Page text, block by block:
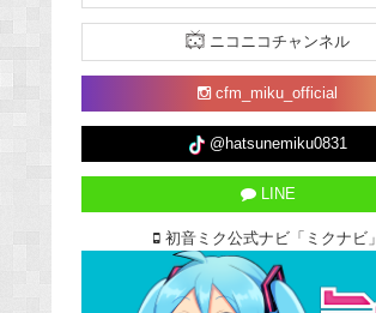
ニコニコチャンネル
cfm_miku_official
@hatsunemiku0831
LINE
初音ミク公式ナビ「ミクナビ」